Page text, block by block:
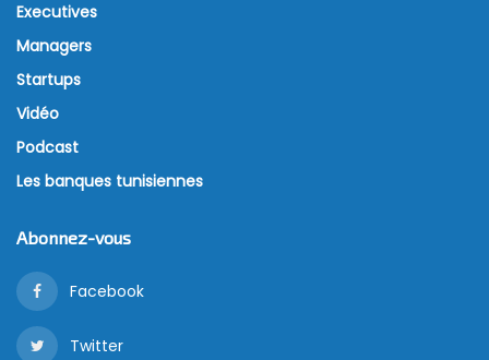
Executives
Managers
Startups
Vidéo
Podcast
Les banques tunisiennes
Abonnez-vous
Facebook
Twitter